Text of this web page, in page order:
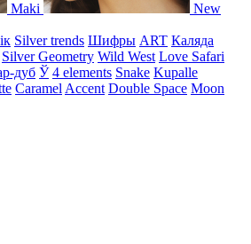
Maki
New
Silver trends Шифры ART Каляда
Silver Geometry Wild West Love Safari
дуб Ў 4 elements Snake Kupalle
Caramel Accent Double Space Moon